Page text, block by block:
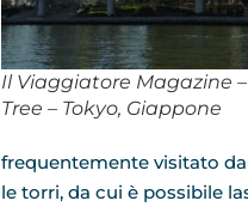
Il Viaggiatore Magazine –
Tree – Tokyo, Giappone
frequentemente visitato
le torri, da cui è possibile